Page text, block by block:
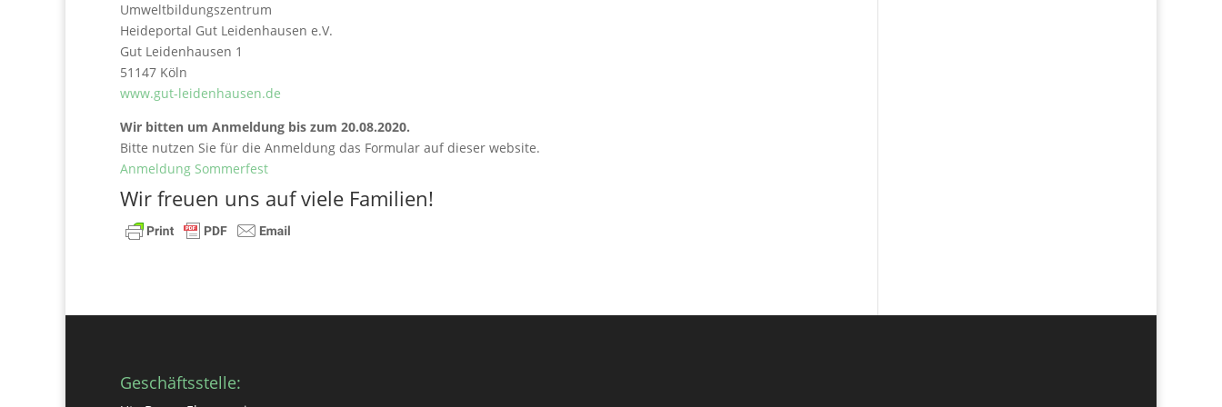
Umweltbildungszentrum
Heideportal Gut Leidenhausen e.V.
Gut Leidenhausen 1
51147 Köln
www.gut-leidenhausen.de
Wir bitten um Anmeldung bis zum 20.08.2020.
Bitte nutzen Sie für die Anmeldung das Formular auf dieser website.
Anmeldung Sommerfest
Wir freuen uns auf viele Familien!
Geschäftsstelle: